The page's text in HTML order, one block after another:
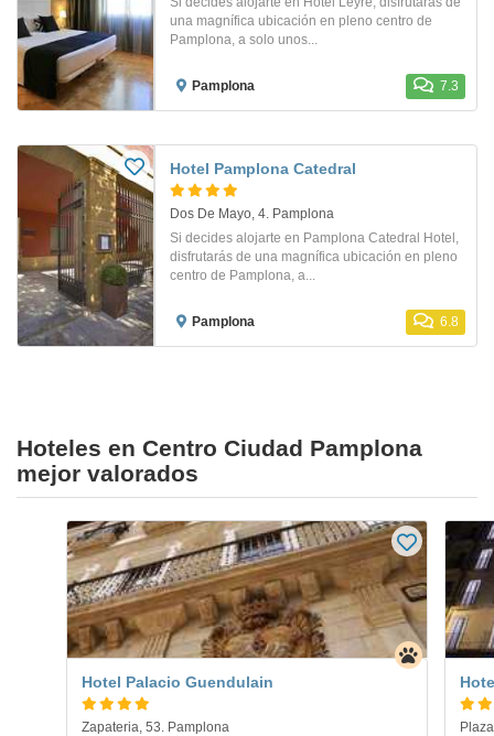
una magnífica ubicación en pleno centro de
Pamplona, a solo unos...
Pamplona 7.3
Hotel Pamplona Catedral
Dos De Mayo, 4. Pamplona
Si decides alojarte en Pamplona Catedral Hotel,
disfrutarás de una magnífica ubicación en pleno
centro de Pamplona, a...
Pamplona 6.8
Hoteles en Centro Ciudad Pamplona
mejor valorados
Hotel Palacio Guendulain
Zapateria, 53. Pamplona